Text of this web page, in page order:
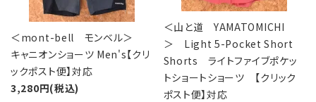
＜mont-bell モンベル＞
キャニオンショーツ Men's【クリ
ックポスト便】対応
3,280円(税込)
＜山と道 YAMATOMICHI
＞ Light 5-Pocket Short
Shorts ライトファイブポケッ
トショートショーツ 【クリック
ポスト便】対応